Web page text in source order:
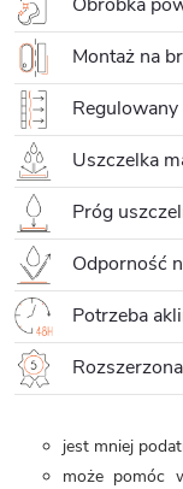
Montaż na
Uszczelka
Próg
Odporność
Potrzeba
jest mniej
może pomóc